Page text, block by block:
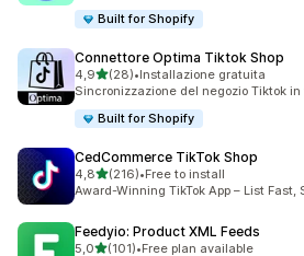
Built for Shopify
Connettore Optima Tiktok Shop
4,9stelle su 5
(28)
28 recensioni totali
•Installazione gratuita
Sincronizzazione del negozio Tiktok
Built for Shopify
CedCommerce TikTok Shop
4,8stelle su 5
(216)
216 recensioni totali
•Free to install
Award-Winning TikTok App – List
Feedyio: Product XML Feeds
5,0stelle su 5
(101)•Free plan available